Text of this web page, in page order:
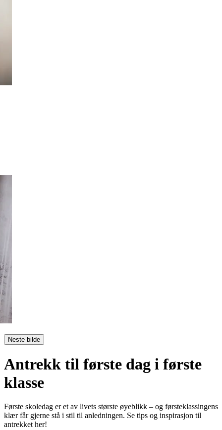
Neste bilde
Antrekk til første dag i første
klasse
Første skoledag er et av livets største øyeblikk – og førsteklassingens
klær får gjerne stå i stil til anledningen. Se tips og inspirasjon til
antrekket her!